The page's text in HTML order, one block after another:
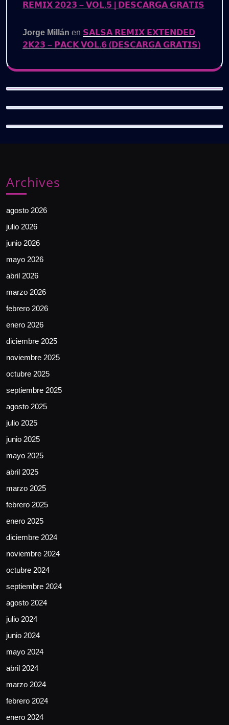
𝗥𝗘𝗠𝗜𝗫 𝟮𝟬𝟮𝟯 – 𝗩𝗢𝗟.𝟱 | 𝗗𝗘𝗦𝗖𝗔𝗥𝗚𝗔 𝗚𝗥𝗔𝗧𝗜𝗦
Jorge Millán en 𝗦𝗔𝗟𝗦𝗔 𝗥𝗘𝗠𝗜𝗫 𝗘𝗫𝗧𝗘𝗡𝗗𝗘𝗗
𝟮𝗞𝟮𝟯 – 𝗣𝗔𝗖𝗞 𝗩𝗢𝗟.𝟲 (𝗗𝗘𝗦𝗖𝗔𝗥𝗚𝗔 𝗚𝗥𝗔𝗧𝗜𝗦)
Archives
agosto 2026
julio 2026
junio 2026
mayo 2026
abril 2026
marzo 2026
febrero 2026
enero 2026
diciembre 2025
noviembre 2025
octubre 2025
septiembre 2025
agosto 2025
julio 2025
junio 2025
mayo 2025
abril 2025
marzo 2025
febrero 2025
enero 2025
diciembre 2024
noviembre 2024
octubre 2024
septiembre 2024
agosto 2024
julio 2024
junio 2024
mayo 2024
abril 2024
marzo 2024
febrero 2024
enero 2024